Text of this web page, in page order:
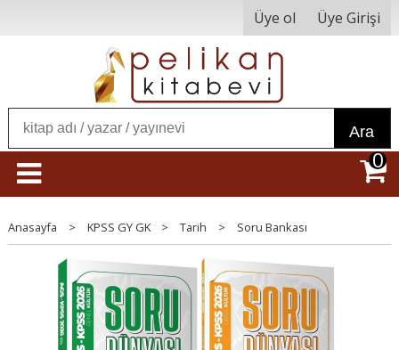
Üye ol Üye Girişi
Ara
0
Anasayfa > KPSS GY GK > Tarih > Soru Bankası